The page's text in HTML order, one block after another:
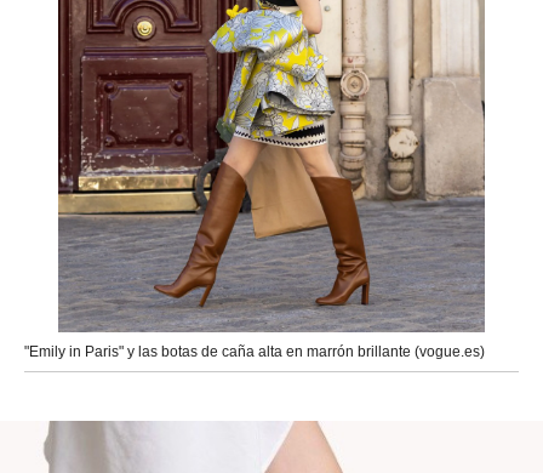
"Emily in Paris" y las botas de caña alta en marrón brillante (vogue.es)